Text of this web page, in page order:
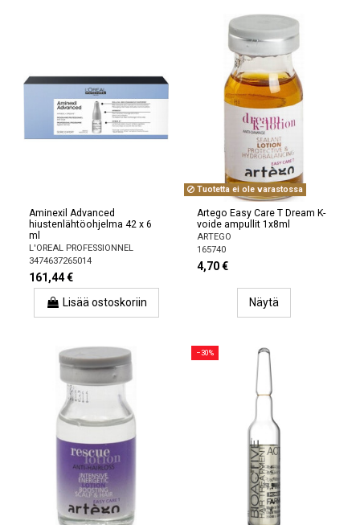
Aminexil Advanced
hiustenlähtöohjelma 42 x 6
ml
L'OREAL PROFESSIONNEL
3474637265014
161,44 €
Lisää ostoskoriin
Tuotetta ei ole varastossa
Artego Easy Care T Dream K-
voide ampullit 1x8ml
ARTEGO
165740
4,70 €
Näytä
−30%